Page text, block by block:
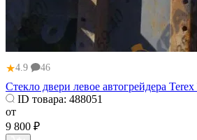
★4.9 46
Стекло двери левое автогрейдера
ID товара: 488051
от
9 800 ₽